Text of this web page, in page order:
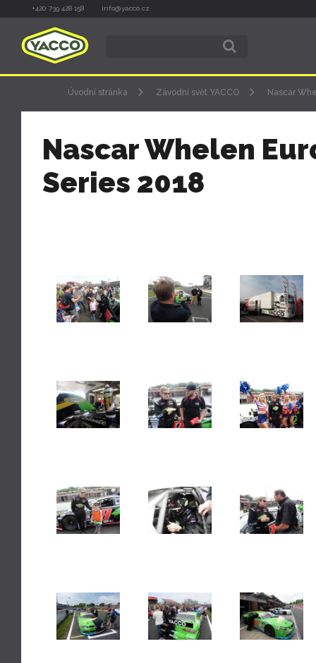
+420 739 428 158 info@yacco.cz
Nascar Whelen
Series 2018
Úvodní stránka Závodní svět YACCO Nascar